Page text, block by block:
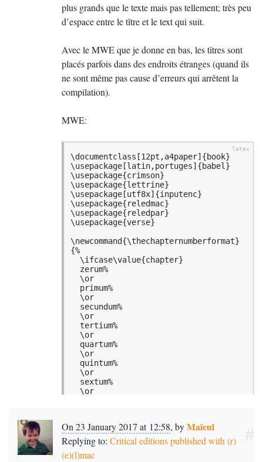
plus grands que le texte mais pas tellement; très peu
d’espace entre le tître et le text qui suit.
Avec leMWEque je donne en bas, les tîtres sont
placés parfois dans des endroits étranges (quand ils
ne sont même pas cause d’erreurs qui arrêtent la
compilation).
MWE:
\documentclass[12pt,a4paper]{book}
\usepackage[latin,portuges]{babel}
\usepackage{crimson}
\usepackage{lettrine}
\usepackage[utf8x]{inputenc}
\usepackage{reledmac}
\usepackage{reledpar}
\usepackage{verse}
\newcommand{\thechapternumberformat}
{%
\or
nonum%
\or
decimum%
On 23 January 2017 at 12:58, byMaïeul
Replying to: Critical editions published with (r)
(e)(l)mac